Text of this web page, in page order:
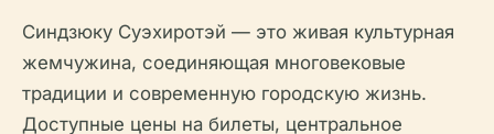
Синдзюку Суэхиротэй — это живая культурная
жемчужина, соединяющая многовековые
традиции и современную городскую жизнь.
Доступные цены на билеты, центральное